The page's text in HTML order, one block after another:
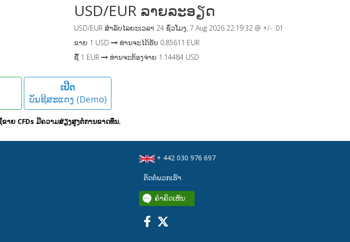
USD/EUR ລາຍລະອຽດ
USD/EUR ສຳລັບໄລຍະເວລາ 24 ຊົ່ວໂມງ, 7 Aug 2026 22:19:32 @ +/- .01
ຂາຍ 1 USD ທ່ານຈະໄດ້ຮັບ 0.85611 EUR
ຊື້ 1 EUR ທ່ານຈະຕ້ອງຈ່າຍ 1.14484 USD
ເປີດ
ບັນຊີສະແດງ (Demo)
າຍ CFDs ມີຄວາມສ່ຽງສູງຕໍ່ການຂາດທຶນ.
+ 442 030 976 697
ຕິດຕໍ່ພວກເຮົາ
ຄໍາຄິດເຫັນ